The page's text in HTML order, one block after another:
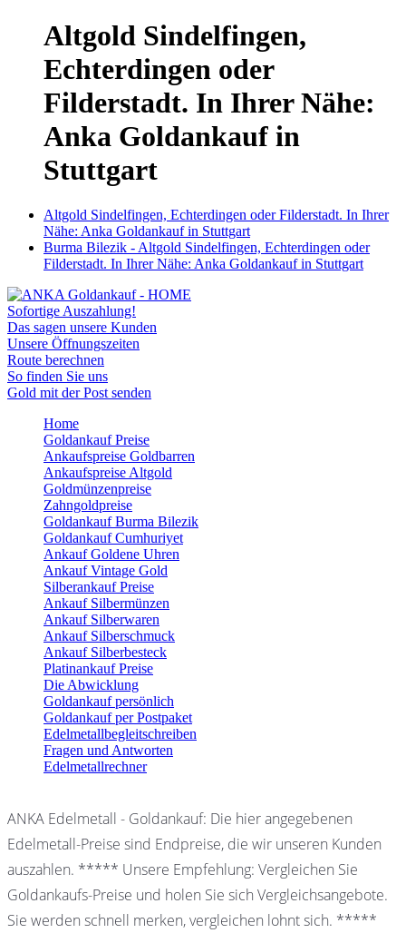
Altgold Sindelfingen,
Echterdingen oder
Filderstadt. In Ihrer Nähe:
Anka Goldankauf in
Stuttgart
Altgold Sindelfingen, Echterdingen oder Filderstadt. In Ihrer
Nähe: Anka Goldankauf in Stuttgart
Burma Bilezik - Altgold Sindelfingen, Echterdingen oder
Filderstadt. In Ihrer Nähe: Anka Goldankauf in Stuttgart
Sofortige Auszahlung!
Das sagen unsere Kunden
Unsere Öffnungszeiten
Route berechnen
So finden Sie uns
Gold mit der Post senden
Home
Goldankauf Preise
Ankaufspreise Goldbarren
Ankaufspreise Altgold
Goldmünzenpreise
Zahngoldpreise
Goldankauf Burma Bilezik
Goldankauf Cumhuriyet
Ankauf Goldene Uhren
Ankauf Vintage Gold
Silberankauf Preise
Ankauf Silbermünzen
Ankauf Silberwaren
Ankauf Silberschmuck
Ankauf Silberbesteck
Platinankauf Preise
Die Abwicklung
Goldankauf persönlich
Goldankauf per Postpaket
Edelmetallbegleitschreiben
Fragen und Antworten
Edelmetallrechner
ANKA Edelmetall - Goldankauf: Die hier angegebenen
Edelmetall-Preise sind Endpreise, die wir unseren Kunden
auszahlen. ***** Unsere Empfehlung: Vergleichen Sie
Goldankaufs-Preise und holen Sie sich Vergleichsangebote.
Sie werden schnell merken, vergleichen lohnt sich. *****